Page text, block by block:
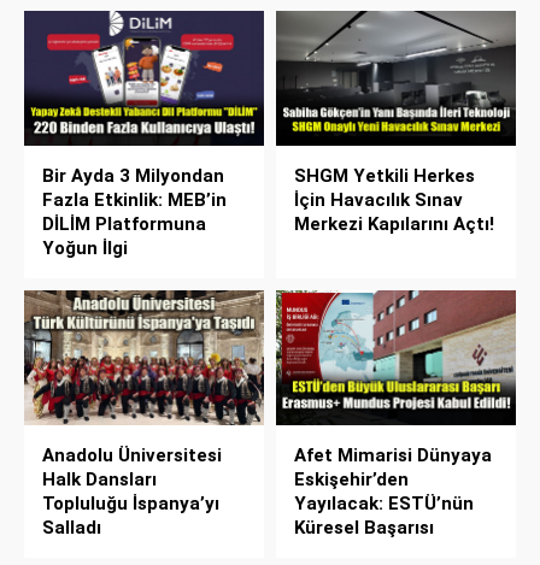
Bir Ayda 3 Milyondan
Fazla Etkinlik: MEB’in
DİLİM Platformuna
Yoğun İlgi
SHGM Yetkili Herkes
İçin Havacılık Sınav
Merkezi Kapılarını Açtı!
Anadolu Üniversitesi
Halk Dansları
Topluluğu İspanya’yı
Salladı
Afet Mimarisi Dünyaya
Eskişehir’den
Yayılacak: ESTÜ’nün
Küresel Başarısı